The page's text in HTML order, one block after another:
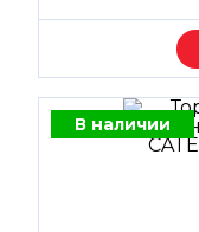
В наличии